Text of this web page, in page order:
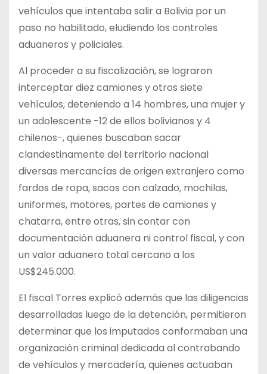
vehículos que intentaba salir a Bolivia por un
paso no habilitado, eludiendo los controles
aduaneros y policiales.
Al proceder a su fiscalización, se lograron
interceptar diez camiones y otros siete
vehículos, deteniendo a 14 hombres, una mujer y
un adolescente -12 de ellos bolivianos y 4
chilenos-, quienes buscaban sacar
clandestinamente del territorio nacional
diversas mercancías de origen extranjero como
fardos de ropa, sacos con calzado, mochilas,
uniformes, motores, partes de camiones y
chatarra, entre otras, sin contar con
documentación aduanera ni control fiscal, y con
un valor aduanero total cercano a los
US$245.000.
El fiscal Torres explicó además que las diligencias
desarrolladas luego de la detención, permitieron
determinar que los imputados conformaban una
organización criminal dedicada al contrabando
de vehículos y mercadería, quienes actuaban